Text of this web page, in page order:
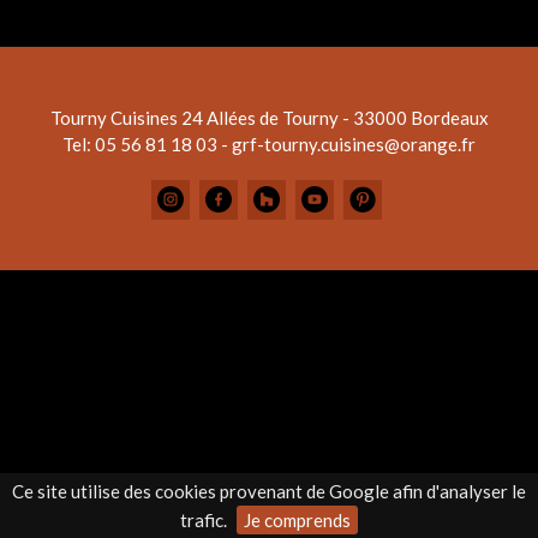
Ce site utilise des cookies provenant de Google afin d'analyser le
trafic.
Je comprends
Tourny Cuisines 24 Allées de Tourny - 33000 Bordeaux
Tel: 05 56 81 18 03 - grf-tourny.cuisines@orange.fr